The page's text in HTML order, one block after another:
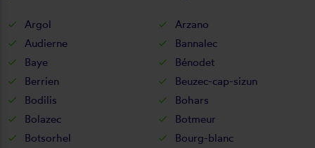
Argol
Arzano
Audierne
Bannalec
Baye
Bénodet
Berrien
Beuzec-cap-sizun
Bodilis
Bohars
Bolazec
Botmeur
Botsorhel
Bourg-blanc